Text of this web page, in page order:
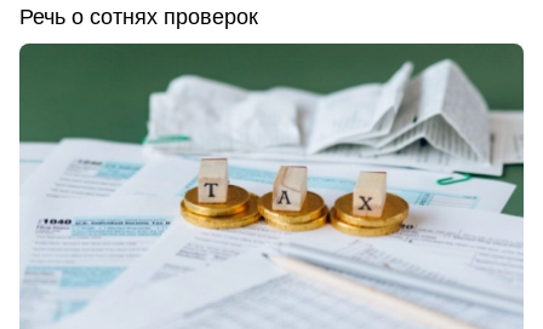
Речь о сотнях проверок